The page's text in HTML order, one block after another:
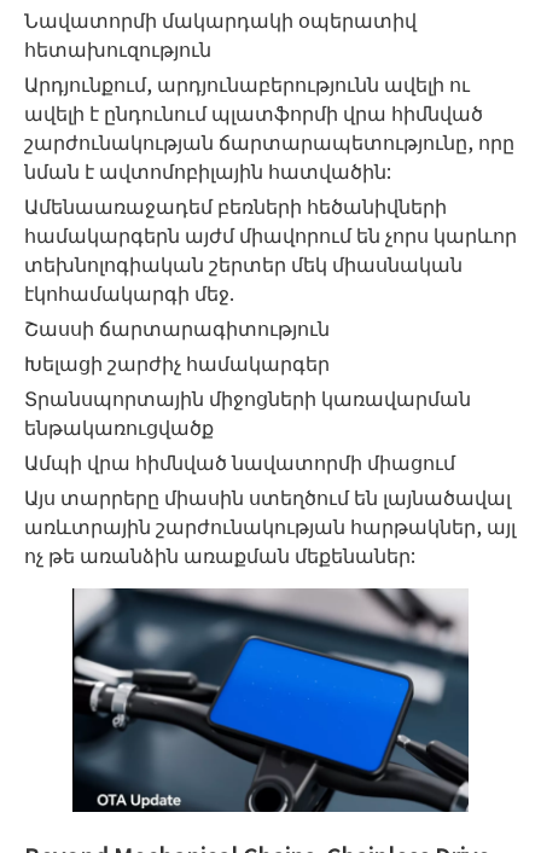
Նավատորմի մակարդակի օպերատիվ
հետախուզություն
Արդյունքում, արդյունաբերությունն ավելի ու
ավելի է ընդունում պլատֆորմի վրա հիմնված
շարժունակության ճարտարապետությունը, որը
նման է ավտոմոբիլային հատվածին:
Ամենաառաջադեմ բեռների հեծանիվների
համակարգերն այժմ միավորում են չորս կարևոր
տեխնոլոգիական շերտեր մեկ միասնական
էկոհամակարգի մեջ.
Շասսի ճարտարագիտություն
Խելացի շարժիչ համակարգեր
Տրանսպորտային միջոցների կառավարման
ենթակառուցվածք
Ամպի վրա հիմնված նավատորմի միացում
Այս տարրերը միասին ստեղծում են լայնածավալ
առևտրային շարժունակության հարթակներ, այլ
ոչ թե առանձին առաքման մեքենաներ: